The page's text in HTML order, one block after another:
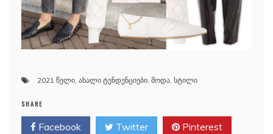
2021 წელი, ახალი ტენდენციები, მოდა, სტილი
SHARE
Facebook Twitter Pinterest